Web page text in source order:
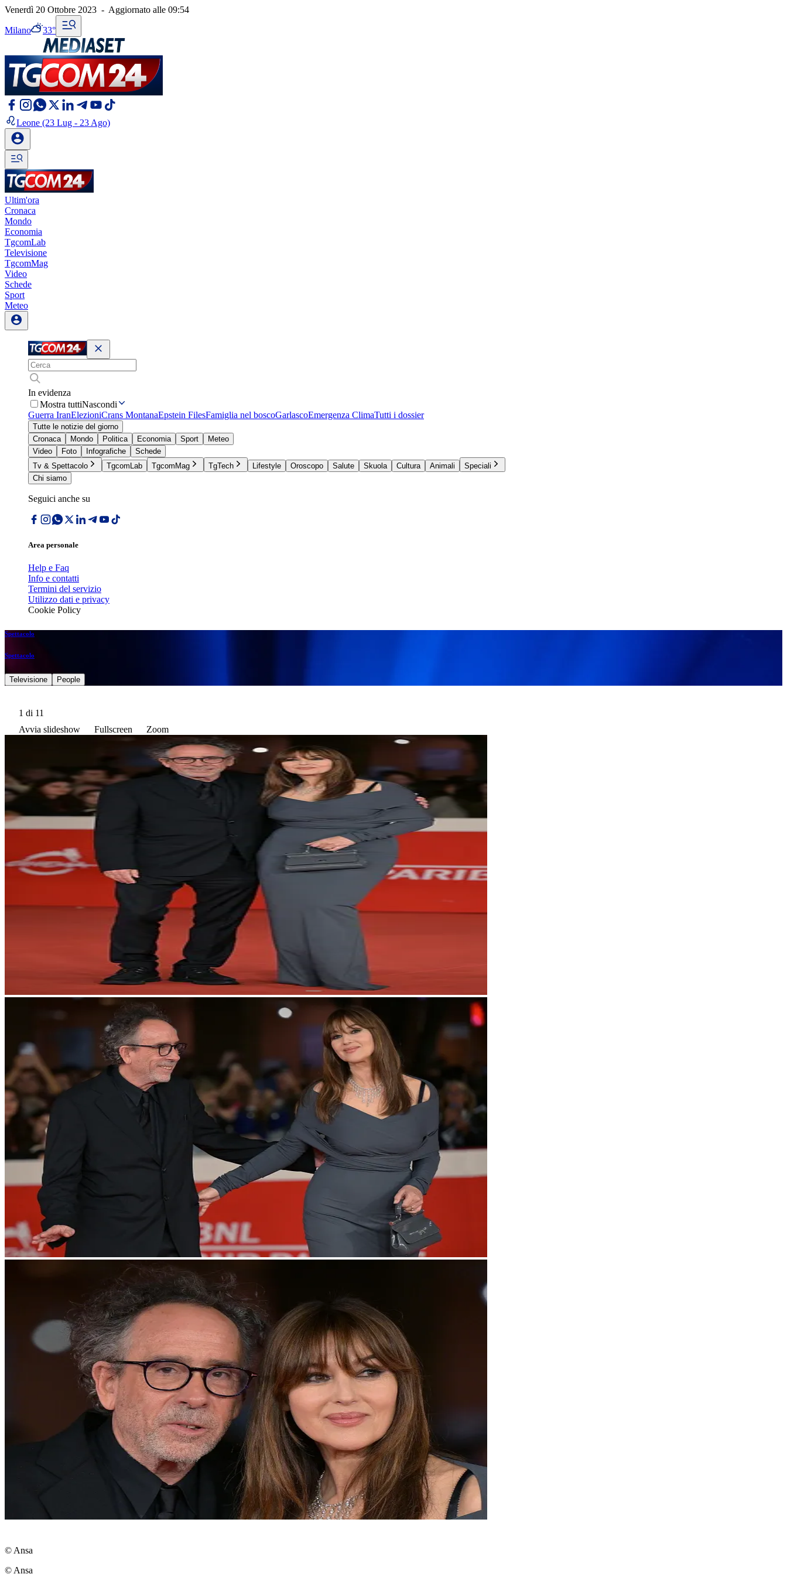
Venerdì 20 Ottobre 2023 - Aggiornato alle 09:54
Milano 33°
Leone (23 Lug - 23 Ago)
Ultim'ora
Cronaca
Mondo
Economia
TgcomLab
Televisione
TgcomMag
Video
Schede
Sport
Meteo
In evidenza
Mostra tuttiNascondi
Guerra IranElezioniCrans MontanaEpstein FilesFamiglia nel boscoGarlascoEmergenza ClimaTutti i dossier
Tutte le notizie del giorno
Cronaca
Mondo Politica Economia Sport
Meteo
Video
Foto Infografiche
Schede
Tv & Spettacolo
TgcomLab TgcomMag TgTech Lifestyle Oroscopo Salute Skuola Cultura Animali
Speciali
Chi siamo
Seguici anche su
Area personale
Help e Faq
Info e contatti
Termini del servizio
Utilizzo dati e privacy
Cookie Policy
Spettacolo
Spettacolo
Televisione People
1 di 11
Avvia slideshow
Fullscreen Zoom
© Ansa
© Ansa